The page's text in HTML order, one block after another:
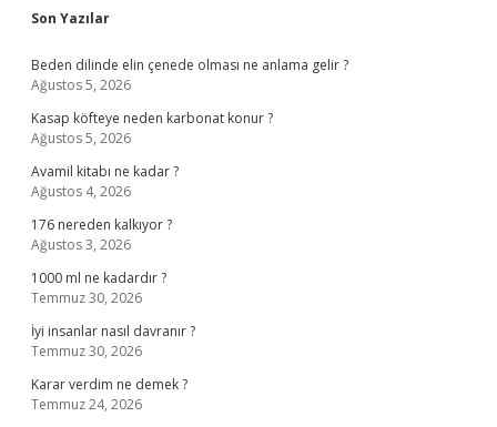
Sidebar
Son Yazılar
Beden dilinde elin çenede olması ne anlama gelir ?
Ağustos 5, 2026
Kasap köfteye neden karbonat konur ?
Ağustos 5, 2026
Avamil kitabı ne kadar ?
Ağustos 4, 2026
176 nereden kalkıyor ?
Ağustos 3, 2026
1000 ml ne kadardır ?
Temmuz 30, 2026
İyi insanlar nasıl davranır ?
Temmuz 30, 2026
Karar verdim ne demek ?
Temmuz 24, 2026